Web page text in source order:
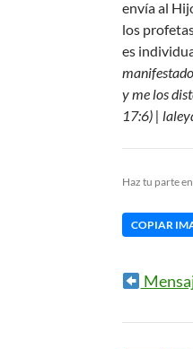
envía al
los
es
y me los
17:6) |
Haz tu parte
COPIAR